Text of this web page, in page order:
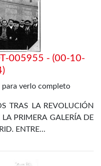
005955 - (00-10-
para verlo completo
TRAS LA REVOLUCIÓN
PRIMERA GALERÍA DE
ENTRE…